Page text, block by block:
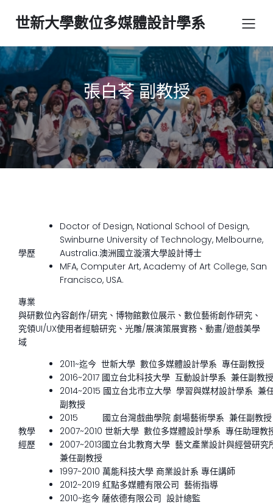
世新大學數位多媒體設計學系
張白苓 副教授
學歷
Doctor of Design, National School of Design,
Swinburne University of Technology, Melbourne,
Australia.澳洲國立漩濱大學設計博士
MFA, Computer Art, Academy of Art College, San
Francisco, USA.
專業
與研
究領
域
數位內容創作/研究、博物館數位展示、數位藝術創作研究、
UI/UX使用者經驗研究、光雕/展演策展實務、動畫/遊戲美學
教學
經歷
2011~迄今 世新大學 數位多媒體設計學系 專任副教授
2016~2017 國立台北科技大學 互動設計學系 兼任副教授
2014~2015 國立台北市立大學 學習與媒材設計學系 兼
副教授
2015 國立台灣戲曲學院 劇場藝術學系 兼任副教授
2007~2010 世新大學 數位多媒體設計學系 專任助理教
2007~2013國立台北教育大學 藝文產業設計與經營研
兼任副教授
1997~2010 萬能科技大學 商業設計系 專任講師
2012~2019 紅點多媒體有限公司 藝術指導
2010~迄今 薩依德有限公司 設計總監